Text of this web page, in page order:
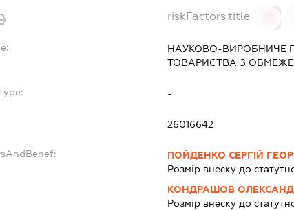
riskFactors.title
НАУКОВО-ВИРОБНИЧЕ
ТОВАРИСТВА З
-
26016642
ПОЙДЕНКО СЕРГІЙ
Розмір внеску до
КОНДРАШОВ
Розмір внеску до